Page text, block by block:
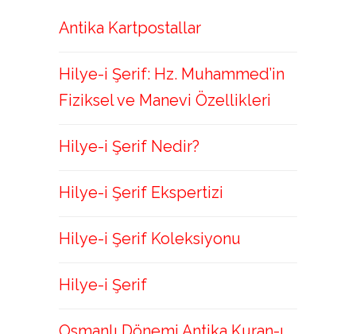
Antika Kartpostallar
Hilye-i Şerif: Hz. Muhammed’in
Fiziksel ve Manevi Özellikleri
Hilye-i Şerif Nedir?
Hilye-i Şerif Ekspertizi
Hilye-i Şerif Koleksiyonu
Hilye-i Şerif